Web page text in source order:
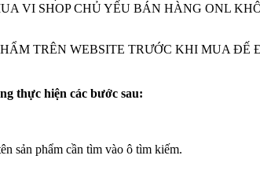
VI SHOP CHỦ YẾU BÁN HÀNG ONL
TRÊN WEBSITE TRƯỚC KHI MUA ĐẾ
thực hiện các bước sau:
sản phẩm cần tìm vào ô tìm kiếm.